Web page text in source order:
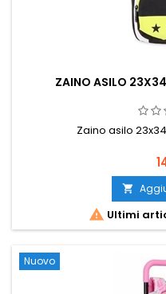
ZAINO ASILO
Zaino asilo

 Ultimi
Nuovo